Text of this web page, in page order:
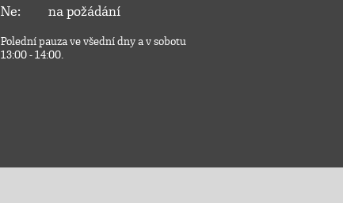
Ne:
na požádání
Polední pauza ve všední dny a v sobotu
13:00 - 14:00.